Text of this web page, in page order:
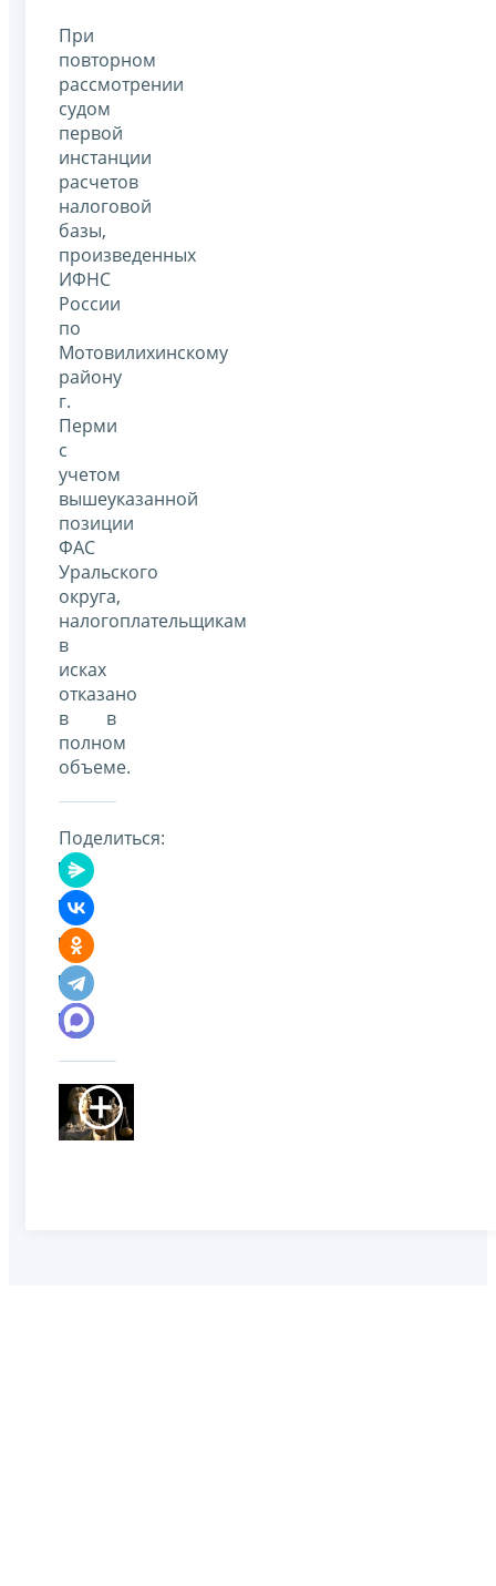
При
повторном
рассмотрении
судом
первой
инстанции
расчетов
налоговой
базы,
произведенных
ИФНС
России
по
Мотовилихинскому
району
г.
Перми
с
учетом
вышеуказанной
позиции
ФАС
Уральского
округа,
налогоплательщикам
в
исках
отказано
в в
полном
объеме.
Поделиться: